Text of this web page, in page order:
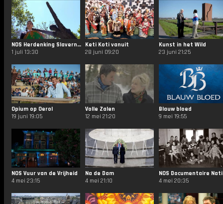
NOS Herdenking Slavernijverleden
1 juli 13:30
Keti Koti vanuit
28 juni 09:20
Kunst in het Wild
23 juni 21:25
Opium op Oerol
19 juni 19:05
Volle Zalen
12 mei 21:20
Blauw bloed
9 mei 19:55
NOS Vuur van de Vrijheid
4 mei 23:15
Na de Dam
4 mei 21:10
4 mei 20:35